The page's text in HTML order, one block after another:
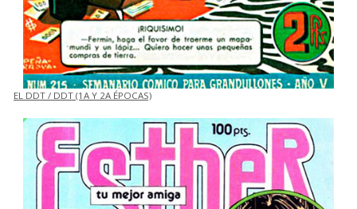
EL DDT / DDT (1A Y 2A ÉPOCAS)